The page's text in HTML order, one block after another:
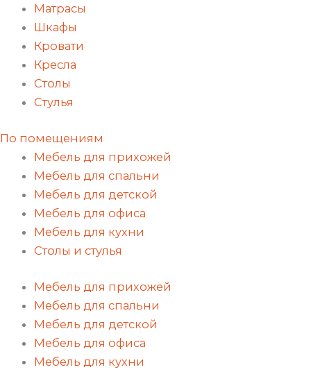
Матрасы
Шкафы
Кровати
Кресла
Столы
Стулья
По помещениям
Мебель для прихожей
Мебель для спальни
Мебель для детской
Мебель для офиса
Мебель для кухни
Столы и стулья
Мебель для прихожей
Мебель для спальни
Мебель для детской
Мебель для офиса
Мебель для кухни